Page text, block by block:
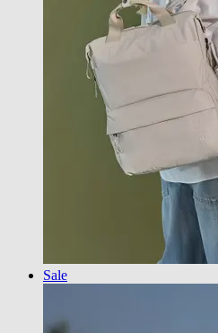
Sale